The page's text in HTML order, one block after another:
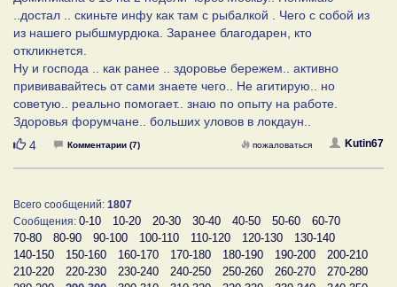
..достал .. скиньте инфу как там с рыбалкой . Чего с собой из
из нашего рыбшмурдюка. Заранее благодарен, кто
откликнется.
Ну и господа .. как ранее .. здоровье бережем.. активно
прививавайтесь от сами знаете чего.. Не агитирую.. но
советую.. реально помогает.. знаю по опыту на работе.
Здоровья форумчане.. больших уловов в локдаун..
Нравится
4 Комментарии (7) Kutin67
пожаловаться
Всего сообщений: 1807
Сообщения: 0-10 10-20 20-30 30-40 40-50 50-60
60-70
70-80
80-90 90-100 100-110 110-120 120-130
130-140
140-150
150-160 160-170 170-180 180-190 190-200
200-210
210-220
220-230 230-240 240-250 250-260 260-270
270-280